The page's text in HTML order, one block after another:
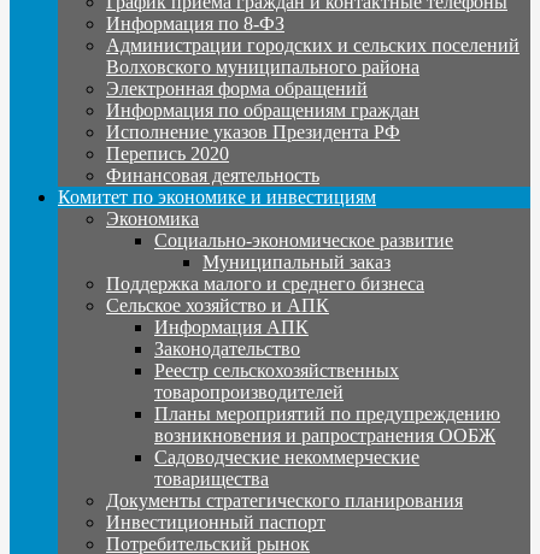
Информация по 8-ФЗ
Администрации городских и сельских поселений
Волховского муниципального района
Электронная форма обращений
Информация по обращениям граждан
Исполнение указов Президента РФ
Перепись 2020
Финансовая деятельность
Комитет по экономике и инвестициям
Экономика
Социально-экономическое развитие
Муниципальный заказ
Поддержка малого и среднего бизнеса
Сельское хозяйство и АПК
Информация АПК
Законодательство
Реестр сельскохозяйственных
товаропроизводителей
Планы мероприятий по предупреждению
возникновения и рапространения ООБЖ
Садоводческие некоммерческие
товарищества
Документы стратегического планирования
Инвестиционный паспорт
Потребительский рынок